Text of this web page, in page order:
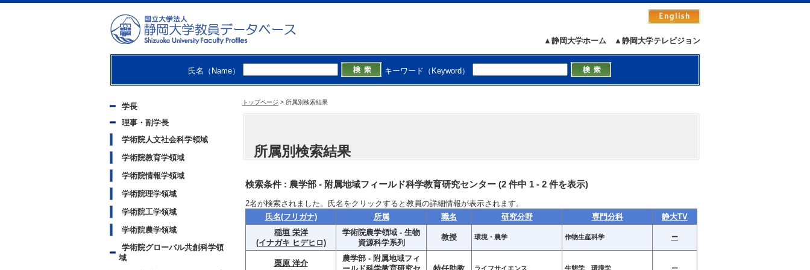
▲静岡大学テレビジョン
▲静岡大学ホーム
氏名（Name） キーワード（Keyword）
学長
理事・副学長
学術院人文社会科学領域
学術院教育学領域
学術院情報学領域
学術院理学領域
学術院工学領域
学術院農学領域
学術院グローバル共創科学領
域
トップページ > 所属別検索結果
所属別検索結果
検索条件 : 農学部 - 附属地域フィールド科学教育研究センター (2 件中 1 - 2 件を表示)
2名が検索されました。氏名をクリックすると教員の詳細情報が表示されます。
氏名(フリガナ)
所属 職名 研究分野 専門分科
静大TV
稲垣 栄洋
(イナガキ ヒデヒロ)
学術院農学領域 - 生物
資源科学系列
教授 環境・農学 作物生産科学 ー
栗原 洋介
農学部 - 附属地域フィ
ライフサイエンス 生態学、環境学 ー